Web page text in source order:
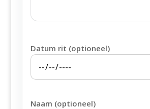
Datum rit (optioneel)
Naam (optioneel)